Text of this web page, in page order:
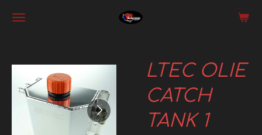
Ga
hoofdinhoud
LTEC OLIE
CATCH
TANK 1